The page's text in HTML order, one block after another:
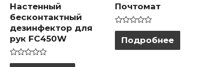
Настенный
бесконтактный
дезинфектор для
рук FC450W
Оценка
Почтомат
Оценка
5
Подробнее